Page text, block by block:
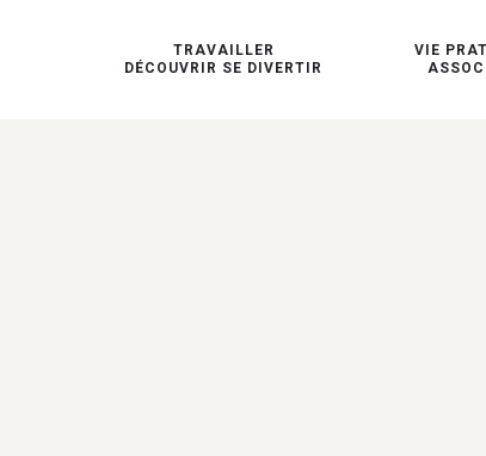
TRAVAILLER
DÉCOUVRIR SE DIVERTIR
VIE